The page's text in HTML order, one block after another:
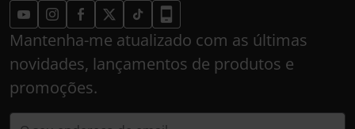
Mantenha-me atualizado com as últimas
novidades, lançamentos de produtos e
promoções.